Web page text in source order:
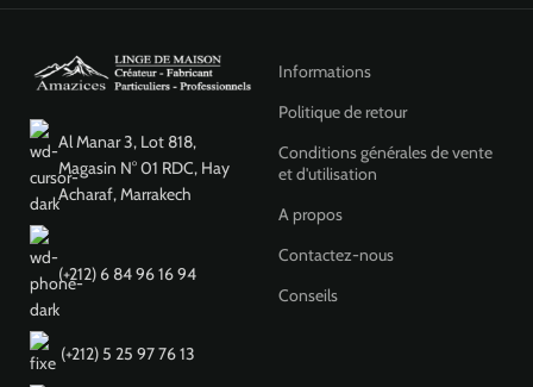
Al Manar 3, Lot 818,
Magasin N° 01 RDC, Hay
Acharaf, Marrakech
(+212) 6 84 96 16 94
(+212) ‎5 25 97 76 13
Informations
Politique de retour
Conditions générales de vente
et d'utilisation
A propos
Contactez-nous
Conseils